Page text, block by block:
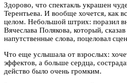
Здорово, что спектакль украшен
Терентьева. И вообще хочется, как
целом. Небольшой штрих: поразил
Вячеслава Полякова, который,
напутственные слова, поцеловал
Что еще услышала от взрослых:
эффектов, а больше сердца,
действо было очень громким.